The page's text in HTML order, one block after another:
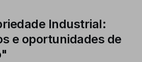
Industrial:
e oportunidades de